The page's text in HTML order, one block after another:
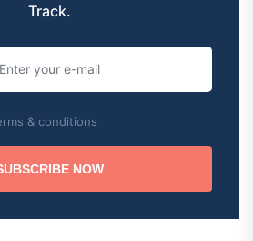
Track.
& conditions
NOW